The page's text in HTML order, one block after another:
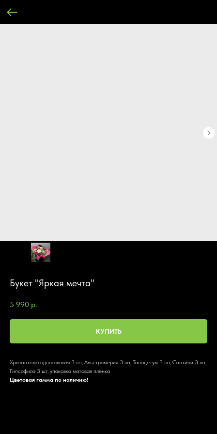
Букет "Яркая мечта"
5 990 р.
КУПИТЬ
Хризантема одноголовая 3 шт, Альстромерия 3 шт, Танацетум 3 шт, Сантини 3 шт,
Гипсофила 3 шт, упаковка матовая плёнка
Цветовая гамма по наличию!